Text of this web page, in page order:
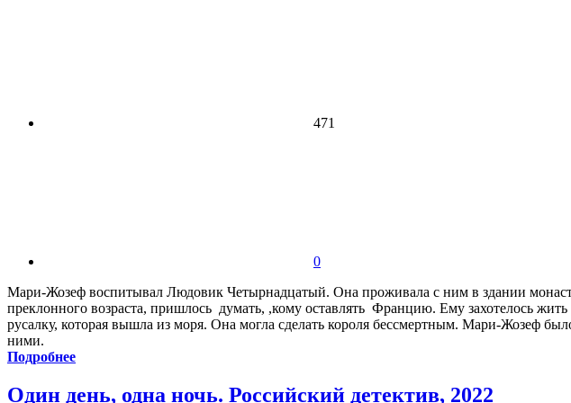
471
0
Мари-Жозеф воспитывал Людовик Четырнадцатый. Она проживала с ним в здании
преклонного возраста, пришлось думать, ,кому оставлять Францию. Ему захотелось
русалку, которая вышла из моря. Она могла сделать короля бессмертным. Мари-Жозеф
ними.
Подробнее
Один день, одна ночь. Российский детектив, 2022